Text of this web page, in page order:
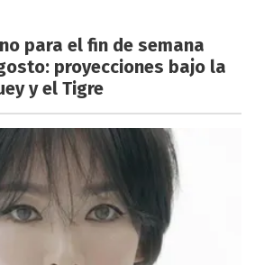
para el fin de semana
proyecciones bajo la
y el Tigre